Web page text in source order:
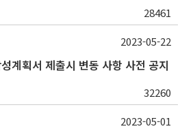
28461
계획서 제출시 변동 사항 사전 공지
32260
2023-05-22
2023-05-01